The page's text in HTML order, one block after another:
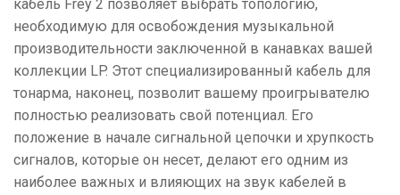
кабель Frey 2 позволяет выбрать топологию,
необходимую для освобождения музыкальной
производительности заключенной в канавках вашей
коллекции LP. Этот специализированный кабель для
тонарма, наконец, позволит вашему проигрывателю
полностью реализовать свой потенциал. Его
положение в начале сигнальной цепочки и хрупкость
сигналов, которые он несет, делают его одним из
наиболее важных и влияющих на звук кабелей в